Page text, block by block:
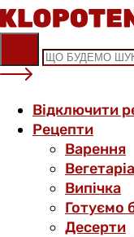
Skip
to
content
Відключити
Рецепти
Варення
Випічка
Готуємо
Десерти